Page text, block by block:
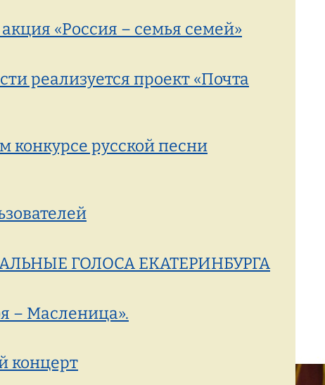
«Россия – семья семей»
реализуется проект «Почта
конкурсе русской песни
ГОЛОСА ЕКАТЕРИНБУРГА
– Масленица».
концерт